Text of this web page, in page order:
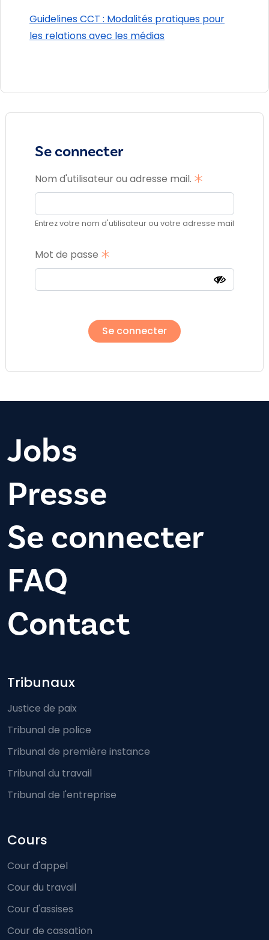
Guidelines CCT : Modalités pratiques pour
les relations avec les médias
Se connecter
Nom d'utilisateur ou adresse mail.
Entrez votre nom d'utilisateur ou votre adresse mail
Mot de passe
Jobs
Presse
Se connecter
FAQ
Contact
Footer-menu
Tribunaux
Justice de paix
Tribunal de police
Tribunal de première instance
Tribunal du travail
Tribunal de l'entreprise
Cours
Cour d'appel
Cour du travail
Cour d'assises
Cour de cassation